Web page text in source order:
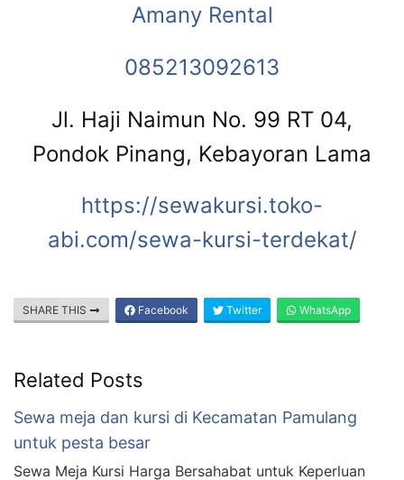
Amany Rental
085213092613
Jl. Haji Naimun No. 99 RT 04,
Pondok Pinang, Kebayoran Lama
https://sewakursi.toko-
abi.com/sewa-kursi-terdekat/
SHARE THIS Facebook Twitter WhatsApp
Related Posts
Sewa meja dan kursi di Kecamatan Pamulang
untuk pesta besar
Sewa Meja Kursi Harga Bersahabat untuk Keperluan